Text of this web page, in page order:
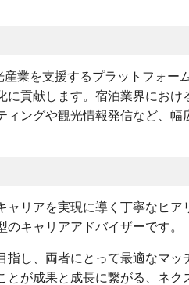
産業を支援するプラットフォー
貢献します。宿泊業界におけ
ングや観光情報発信など、幅
リアを実現に導く丁寧なヒア
キャリアアドバイザーです。
し、両者にとって最適なマッ
が成果と成長に繋がる、ネク